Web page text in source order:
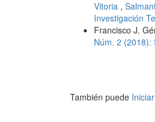
Vitoria ,
Investigación
Francisco J.
Núm. 2 (2018):
También puede